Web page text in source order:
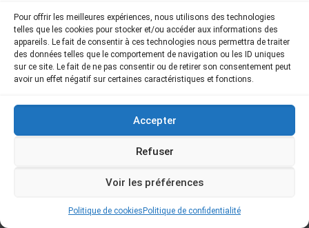
Pour offrir les meilleures expériences, nous utilisons des technologies
telles que les cookies pour stocker et/ou accéder aux informations des
appareils. Le fait de consentir à ces technologies nous permettra de traiter
des données telles que le comportement de navigation ou les ID uniques
sur ce site. Le fait de ne pas consentir ou de retirer son consentement peut
avoir un effet négatif sur certaines caractéristiques et fonctions.
Accepter
Refuser
Voir les préférences
Politique de cookies Politique de confidentialité
Read more
© ORLY PARIS 2024 - Mentions Légales